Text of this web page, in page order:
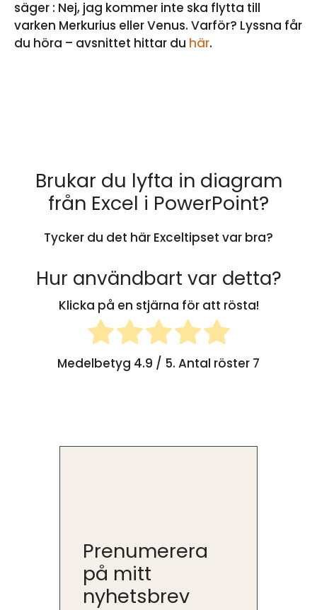
säger : Nej, jag kommer inte ska flytta till
varken Merkurius eller Venus. Varför? Lyssna får
du höra – avsnittet hittar du här.
Brukar du lyfta in diagram
från Excel i PowerPoint?
Tycker du det här Exceltipset var bra?
Hur användbart var detta?
Klicka på en stjärna för att rösta!
Medelbetyg 4.9 / 5. Antal röster 7
Prenumerera
på mitt
nyhetsbrev